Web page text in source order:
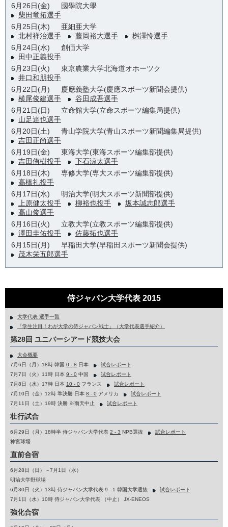
6月26日(金)
國學院大學
柴田竜拓選手
6月25日(木)
亜細亜大学
北村祥治選手
藤岡裕大選手
桝澤怜選手
6月24日(水)
創価大学
田中正義投手
6月23日(火)
東京農業大学北海道オホーツク
井口和朋投手
6月22日(月)
慶應義塾大学(慶應スポーツ新聞会提供)
横尾俊建選手
谷田成吾選手
6月21日(日)
立命館大学(立命スポーツ編集局提供)
山足達也選手
6月20日(土)
青山学院大学(青山スポーツ新聞編集局提供)
吉田正尚選手
6月19日(金)
東海大学(東海スポーツ編集部提供)
吉田侑樹投手
下石涼太選手
6月18日(木)
専修大学(専大スポーツ編集部提供)
高橋礼投手
6月17日(水)
明治大学(明大スポーツ新聞部提供)
上原健太投手
柳裕也投手
坂本誠志郎選手
髙山俊選手
6月16日(火)
立教大学(立教スポーツ編集部提供)
澤田圭佑投手
佐藤拓也選手
6月15日(月)
早稲田大学(早稲田スポーツ新聞会提供)
茂木栄五郎選手
侍ジャパン大学代表 2015
大学代表 選手一覧
「学生注目！わが大学の侍ジャパン戦士」（大学代表選手紹介）
第28回 ユニバーシアード競技大会
大会概要
7月6日（月）18時 韓国 0 - 8 日本
試合レポート
7月7日（火）11時 日本 9 - 0 中国
試合レポート
7月8日（水）17時 日本 10 - 0 フランス
試合レポート
7月10日（金）12時 準決勝 日本 8 - 0 アメリカ
試合レポート
7月11日（土）19時 決勝 ※雨天中止
試合レポート
壮行試合
6月29日（月）18時半 侍ジャパン大学代表 2 - 3 NPB選抜
試合レポート
神宮球場
直前合宿
6月28日（日）～7月1日（水）
明治大学野球場
6月30日（火）13時 侍ジャパン大学代表 9 - 1 韓国大学選抜
試合レポート
7月1日（水）10時 侍ジャパン大学代表 （中止） JX-ENEOS
強化合宿